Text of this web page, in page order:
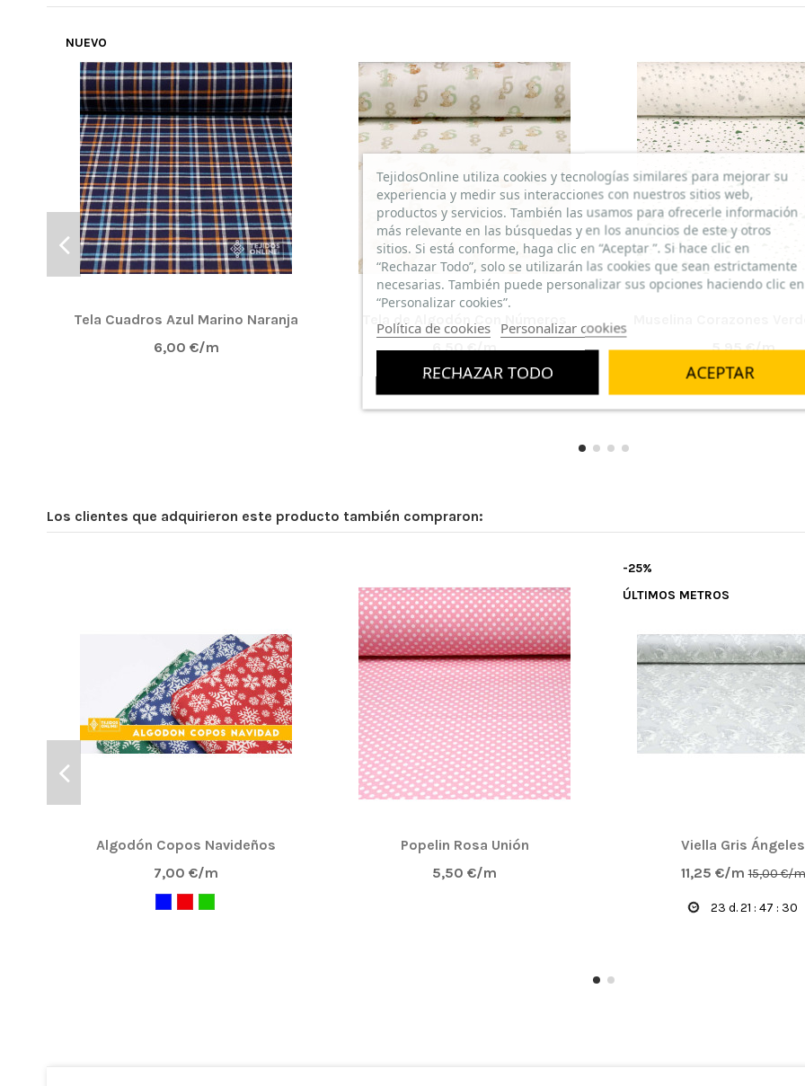
NUEVO
Tela Cuadros Azul Marino Naranja
6,00 €/m
Tela de Algodón Con Números
6,50 €/m
5,95 €/m
Los clientes que adquirieron este producto también compraron:
Algodón Copos Navideños
7,00 €/m
Popelin Rosa Unión
5,50 €/m
-25%
ÚLTIMOS METROS
Viella Gris Ángeles
11,25 €/m15,00 €/m
23 d. 21 :47 : 28
TejidosOnline utiliza cookies y tecnologías similares para mejorar su
experiencia y medir sus interacciones con nuestros sitios web,
productos y servicios. También las usamos para ofrecerle información
más relevante en las búsquedas y en los anuncios de este y otros
sitios. Si está conforme, haga clic en “Aceptar ”. Si hace clic en
“Rechazar Todo”, solo se utilizarán las cookies que sean estrictamente
necesarias. También puede personalizar sus opciones haciendo clic en
“Personalizar cookies”.
Política de cookies Personalizar cookies
RECHAZAR TODO ACEPTAR